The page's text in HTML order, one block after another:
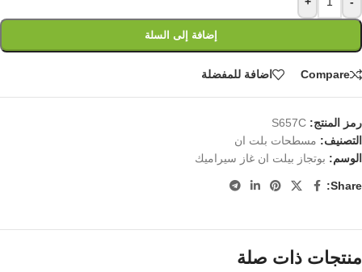
إضافة إلى السلة
Compare اضافة للمفضلة
رمز المنتج: S657C
التصنيف: مسطحات بلت ان
الوسم: بوتجاز بيلت ان غاز سيراميك
Share:
منتجات ذات صلة